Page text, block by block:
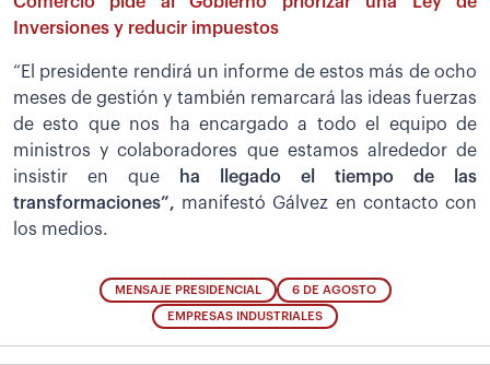
Inversiones y reducir impuestos
“El presidente rendirá un informe de estos más de ocho
meses de gestión y también remarcará las ideas fuerzas
de esto que nos ha encargado a todo el equipo de
ministros y colaboradores que estamos alrededor de
insistir en que ha llegado el tiempo de las
transformaciones”, manifestó Gálvez en contacto con
los medios.
MENSAJE PRESIDENCIAL 6 DE AGOSTO
EMPRESAS INDUSTRIALES